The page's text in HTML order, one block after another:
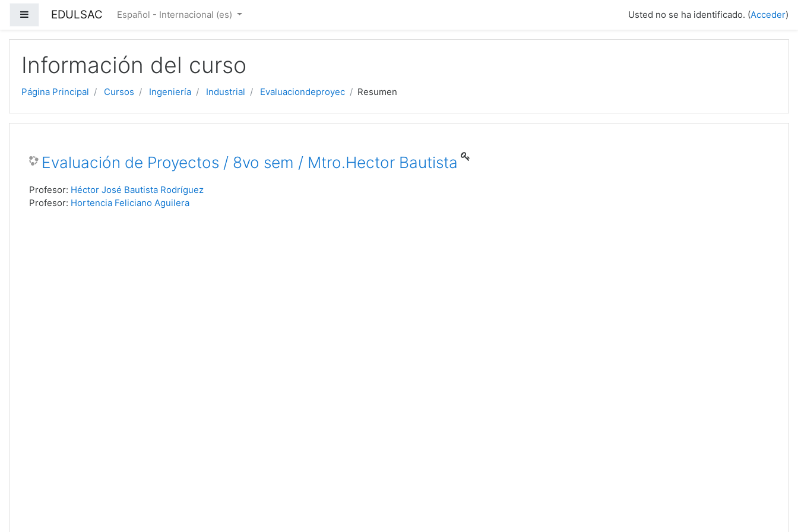
Panel lateral
EDULSAC Español - Internacional ‎(es)‎ Usted no se ha identificado. (Acceder)
Información del curso
Página Principal Cursos Ingeniería Industrial Evaluaciondeproyec Resumen
Evaluación de Proyectos / 8vo sem / Mtro.Hector Bautista
Profesor: Héctor José Bautista Rodríguez
Profesor: Hortencia Feliciano Aguilera